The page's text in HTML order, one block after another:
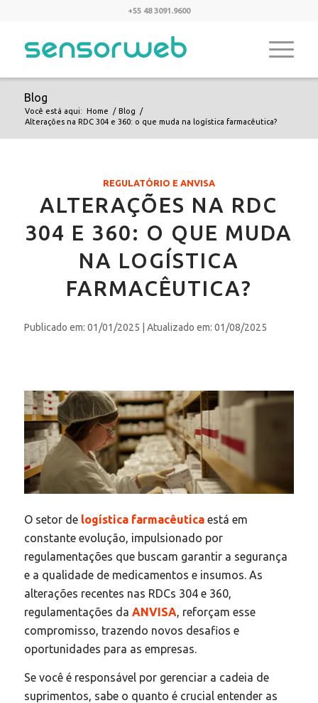
+55 48 3091.9600
Blog
Você está aqui: Home / Blog
/
Alterações na RDC 304 e 360: o que muda na logística farmacêutica?
REGULATÓRIO E ANVISA
ALTERAÇÕES NA RDC
304 E 360: O QUE MUDA
NA LOGÍSTICA
FARMACÊUTICA?
Publicado em: 01/01/2025 | Atualizado em: 01/08/2025
O setor de logística farmacêuticaestá em
constante evolução, impulsionado por
regulamentações que buscam garantir a segurança
e a qualidade de medicamentos e insumos. As
alterações recentes nas RDCs 304 e 360,
regulamentações da ANVISA, reforçam esse
compromisso, trazendo novos desafios e
oportunidades para as empresas.
Se você é responsável por gerenciar a cadeia de
suprimentos, sabe o quanto é crucial entender as